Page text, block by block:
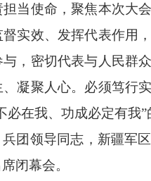
当使命，聚焦本次大
实效、发挥代表作用
，密切代表与人民群
凝聚人心。必须笃行
在我、功成必定有我
团领导同志，新疆军
闭幕会。